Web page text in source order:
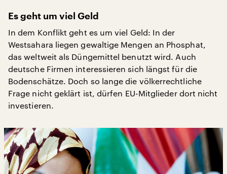
Es geht um viel Geld
In dem Konflikt geht es um viel Geld: In der
Westsahara liegen gewaltige Mengen an Phosphat,
das weltweit als Düngemittel benutzt wird. Auch
deutsche Firmen interessieren sich längst für die
Bodenschätze. Doch so lange die völkerrechtliche
Frage nicht geklärt ist, dürfen EU-Mitglieder dort nicht
investieren.